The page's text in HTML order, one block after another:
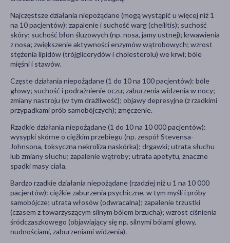
Najczęstsze działania niepożądane (mogą wystąpić u więcej niż 1
na 10 pacjentów): zapalenie i suchość warg (cheilitis); suchość
skóry; suchość błon śluzowych (np. nosa, jamy ustnej); krwawienia
z nosa; zwiększenie aktywności enzymów wątrobowych; wzrost
stężenia lipidów (trójglicerydów i cholesterolu) we krwi; bóle
mięśni i stawów.
Częste działania niepożądane (1 do 10 na 100 pacjentów): bóle
głowy; suchość i podrażnienie oczu; zaburzenia widzenia w nocy;
zmiany nastroju (w tym drażliwość); objawy depresyjne (z rzadkimi
przypadkami prób samobójczych); zmęczenie.
Rzadkie działania niepożądane (1 do 10 na 10 000 pacjentów):
wysypki skórne o ciężkim przebiegu (np. zespół Stevensa-
Johnsona, toksyczna nekroliza naskórka); drgawki; utrata słuchu
lub zmiany słuchu; zapalenie wątroby; utrata apetytu, znaczne
spadki masy ciała.
Bardzo rzadkie działania niepożądane (rzadziej niż u 1 na 10 000
pacjentów): ciężkie zaburzenia psychiczne, w tym myśli i próby
samobójcze; utrata włosów (odwracalna); zapalenie trzustki
(czasem z towarzyszącym silnym bólem brzucha); wzrost ciśnienia
śródczaszkowego (objawiający się np. silnymi bólami głowy,
nudnościami, zaburzeniami widzenia).